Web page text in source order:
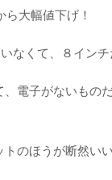
大幅値下げ！
なくて、８インチ
電子がないもの
のほうが断然いい